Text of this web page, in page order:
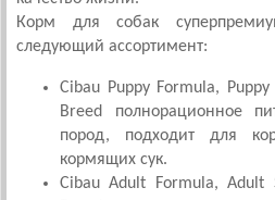
Корм для собак
следующий ассортимент:
Cibau Puppy Formula,
Breed полнорационное
пород, подходит для
кормящих сук.
Cibau Adult Formula,